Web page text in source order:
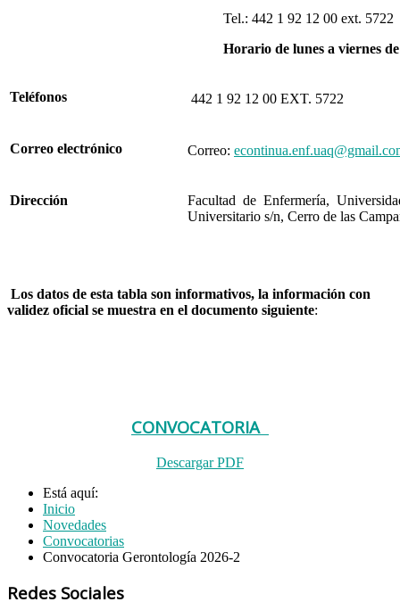
Tel.: 442 1 92 12 00 ext. 5722
Horario de lunes a viernes
Teléfonos 442 1 92 12 00 EXT. 5722
Correo electrónico Correo:
Dirección
Facultad de Enfermería,
Universitario s/n, Cerro de las
Los datos de esta tabla son informativos, la información con
validez oficial se muestra en el documento siguiente:
CONVOCATORIA
Descargar PDF
Está aquí:
Inicio
Novedades
Convocatorias
Convocatoria Gerontología 2026-2
Redes Sociales